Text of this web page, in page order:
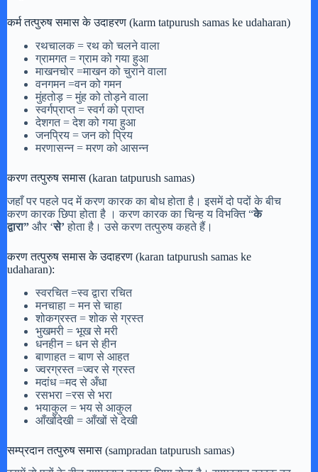
कर्म तत्पुरुष समास के उदाहरण (karm tatpurush samas ke udaharan)
रथचालक = रथ को चलने वाला
ग्रामगत = ग्राम को गया हुआ
माखनचोर =माखन को चुराने वाला
वनगमन =वन को गमन
मुंहतोड़ = मुंह को तोड़ने वाला
स्वर्गप्राप्त = स्वर्ग को प्राप्त
देशगत = देश को गया हुआ
जनप्रिय = जन को प्रिय
मरणासन्न = मरण को आसन्न
करण तत्पुरुष समास (karan tatpurush samas)
जहाँ पर पहले पद में करण कारक का बोध होता है। इसमें दो पदों के बीच
करण कारक छिपा होता है । करण कारक का चिन्ह य विभक्ति “के
द्वारा” और ‘से’होता है। उसे करण तत्पुरुष कहते हैं।
करण तत्पुरुष समास के उदाहरण (karan tatpurush samas ke
udaharan):
स्वरचित =स्व द्वारा रचित
मनचाहा = मन से चाहा
शोकग्रस्त = शोक से ग्रस्त
भुखमरी = भूख से मरी
धनहीन = धन से हीन
बाणाहत = बाण से आहत
ज्वरग्रस्त =ज्वर से ग्रस्त
मदांध =मद से अँधा
रसभरा =रस से भरा
भयाकुल = भय से आकुल
आँखोंदेखी = आँखों से देखी
सम्प्रदान तत्पुरुष समास (sampradan tatpurush samas)